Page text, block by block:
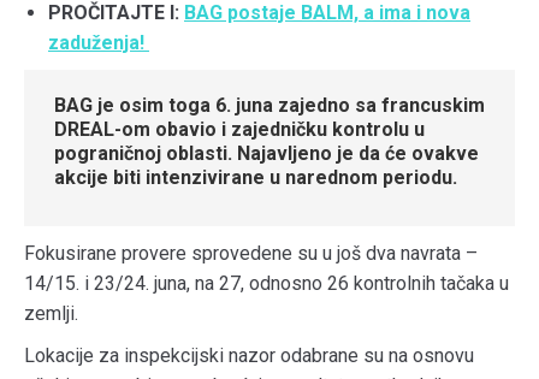
PROČITAJTE I: BAG postaje BALM, a ima i nova
zaduženja!
BAG je osim toga 6. juna zajedno sa francuskim
DREAL-om obavio i zajedničku kontrolu u
pograničnoj oblasti. Najavljeno je da će ovakve
akcije biti intenzivirane u narednom periodu.
Fokusirane provere sprovedene su u još dva navrata –
14/15. i 23/24. juna, na 27, odnosno 26 kontrolnih tačaka u
zemlji.
Lokacije za inspekcijski nazor odabrane su na osnovu